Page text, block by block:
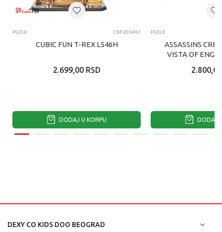
PUZLE CBF205461
CUBIC FUN T-REX L546H
2.699,00 RSD
DODAJ U KORPU
PUZLE
ASSASSINS
VISTA OF
2.800,00
DODAJ
DEXY CO KIDS DOO BEOGRAD